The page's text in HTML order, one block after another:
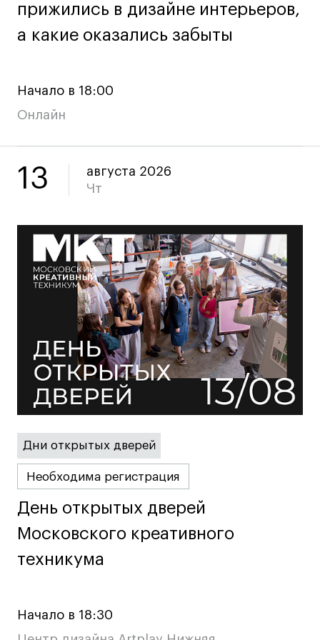
Карьера
Центр карьеры
Живые проекты
Летние стажировки
Проекты студентов
Работы студентов
«Живые» проекты
Участие в выставках
Britanka New Creatives
Fashion Summer
Проект с Microsoft
Подобрать программу
Войти в кампус
Получить сертификат
Дни открытых
Дни открытых
8 495 640 30 92
8 495 640 30 92
прижились в дизайне интерьеров,
а какие оказались забыты
прижились в дизайне интерьеров,
а какие оказались забыты
Начало в 18:00
Онлайн
13
августа 2026
Чт
Дни открытых дверей
Необходима регистрация
День открытых дверей
Московского креативного
техникума
День открытых дверей
Московского креативного
техникума
Начало в 18:30